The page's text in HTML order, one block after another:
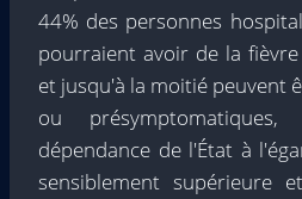
44% des personnes
pourraient avoir de la
et jusqu'à la moitié peuvent
ou
dépendance de l'État à
sensiblement supérieure